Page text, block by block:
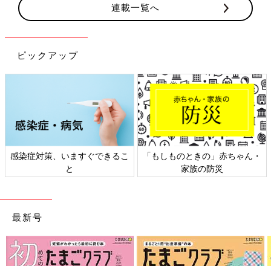
連載一覧へ
ピックアップ
日本外来小児科学会リーフレッ
ト検討会
六星占術 細木かおりさんの人生
相談
最新号